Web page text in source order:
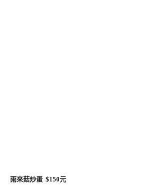
雨來菇炒蛋 $150元